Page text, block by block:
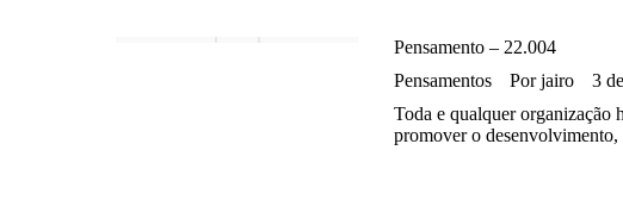
Pensamento – 22.004
Pensamentos
Porjairo 3
Toda e qualquer organização
promover o